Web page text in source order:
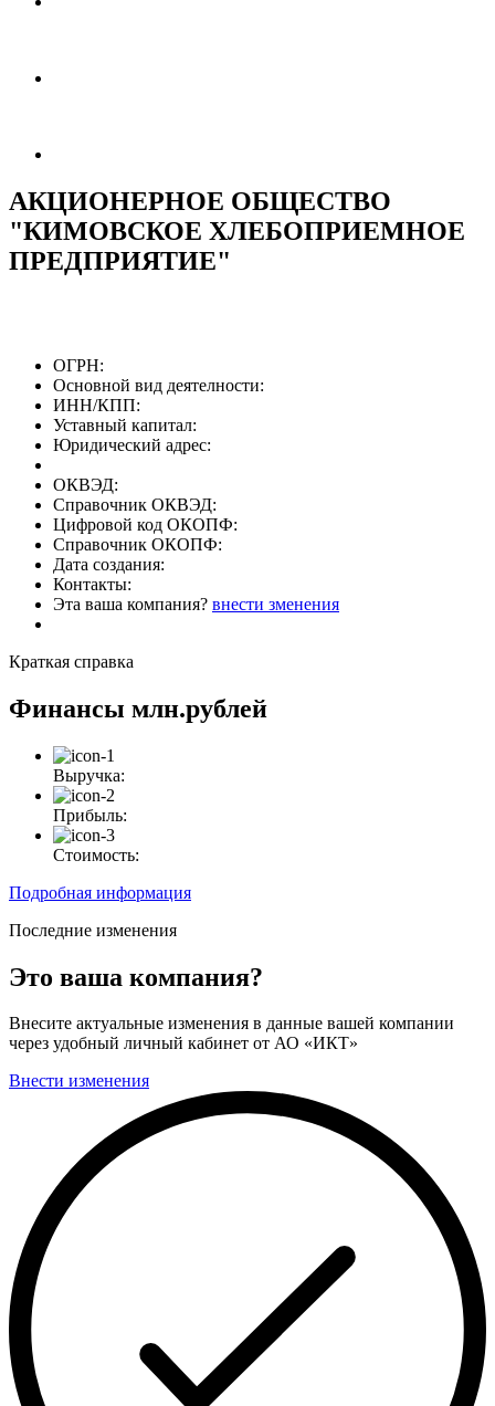
АКЦИОНЕРНОЕ ОБЩЕСТВО
"КИМОВСКОЕ ХЛЕБОПРИЕМНОЕ
ПРЕДПРИЯТИЕ"
ОГРН:
Основной вид деятелности:
ИНН/КПП:
Уставный капитал:
Юридический адрес:
ОКВЭД:
Справочник ОКВЭД:
Цифровой код ОКОПФ:
Справочник ОКОПФ:
Дата создания:
Контакты:
Эта ваша компания? внести зменения
Краткая справка
Финансы млн.рублей
Выручка:
Прибыль:
Стоимость:
Подробная информация
Последние изменения
Это ваша компания?
Внесите актуальные изменения в данные вашей компании
через удобный личный кабинет от АО «ИКТ»
Внести изменения